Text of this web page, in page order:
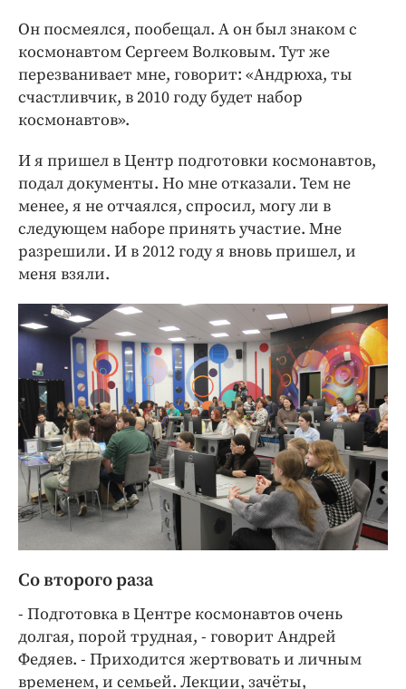
Он посмеялся, пообещал. А он был знаком с
космонавтом Сергеем Волковым. Тут же
перезванивает мне, говорит: «Андрюха, ты
счастливчик, в 2010 году будет набор
космонавтов».
И я пришел в Центр подготовки космонавтов,
подал документы. Но мне отказали. Тем не
менее, я не отчаялся, спросил, могу ли в
следующем наборе принять участие. Мне
разрешили. И в 2012 году я вновь пришел, и
меня взяли.
Со второго раза
- Подготовка в Центре космонавтов очень
долгая, порой трудная, - говорит Андрей
Федяев. - Приходится жертвовать и личным
временем, и семьей. Лекции, зачёты,